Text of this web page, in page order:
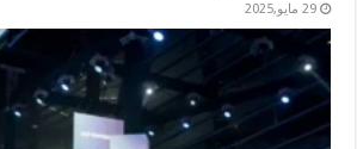
29 مايو,2025